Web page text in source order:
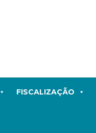
FISCALIZAÇÃO